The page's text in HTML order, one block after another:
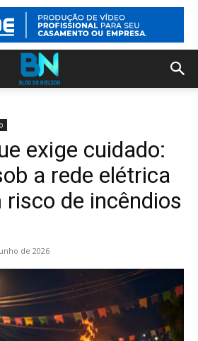
exige cuidado:
a rede elétrica
de incêndios
de 2026